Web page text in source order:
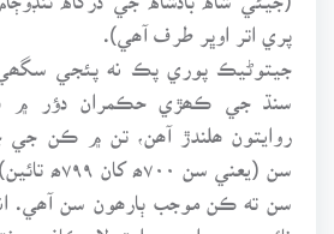
پري اتر اوڀر طرف آھي).
جيتوڻيڪ پوري پڪ نه پئجي سگھي
سنڌ جي ڪھڙي حڪمران دؤر ۾
روايتون ھلندڙ آھن، تن ۾ ڪن جي
سن (يعني سن
سن ته ڪن موجب ٻارھون سن آھي.
نائين سن واري روايت لاءِ ڪافي